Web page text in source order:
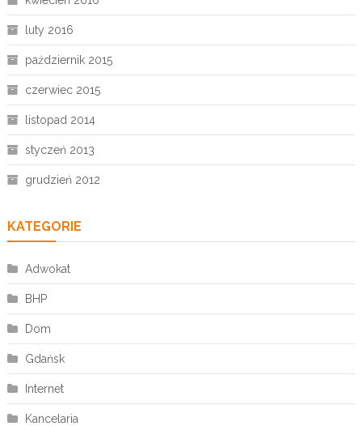
luty 2016
październik 2015
czerwiec 2015
listopad 2014
styczeń 2013
grudzień 2012
KATEGORIE
Adwokat
BHP
Dom
Gdańsk
Internet
Kancelaria